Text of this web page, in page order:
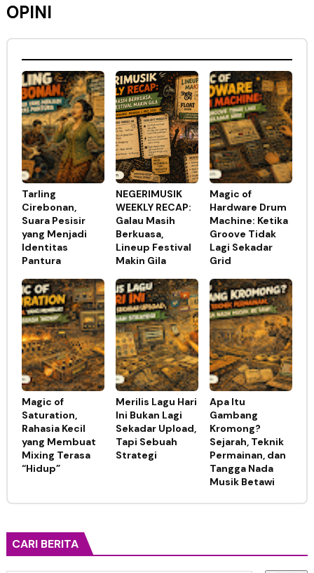
OPINI
Tarling
Cirebonan,
Suara Pesisir
yang Menjadi
Identitas
Pantura
NEGERIMUSIK
WEEKLY RECAP:
Galau Masih
Berkuasa,
Lineup Festival
Makin Gila
Magic of
Hardware Drum
Machine: Ketika
Groove Tidak
Lagi Sekadar
Grid
Magic of
Saturation,
Rahasia Kecil
yang Membuat
Mixing Terasa
“Hidup”
Merilis Lagu Hari
Ini Bukan Lagi
Sekadar Upload,
Tapi Sebuah
Strategi
Apa Itu
Gambang
Kromong?
Sejarah, Teknik
Permainan, dan
Tangga Nada
Musik Betawi
CARI BERITA